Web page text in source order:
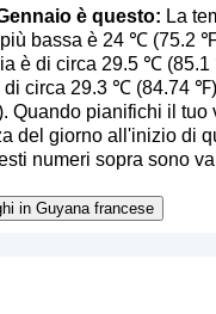
è questo: La
bassa è 24 ℃ (75.2
è di circa 29.5 ℃
circa 29.3 ℃ (84.74
Quando pianifichi il tuo
del giorno all'inizio di
numeri sopra sono
in Guyana francese